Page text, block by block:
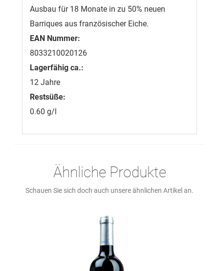
Ausbau für 18 Monate in zu 50% neuen
Barriques aus französischer Eiche.
EAN Nummer:
8033210020126
Lagerfähig ca.:
12 Jahre
Restsüße:
0.60 g/l
Ähnliche Produkte
Schauen Sie sich doch auch unsere ähnlichen Artikel an.